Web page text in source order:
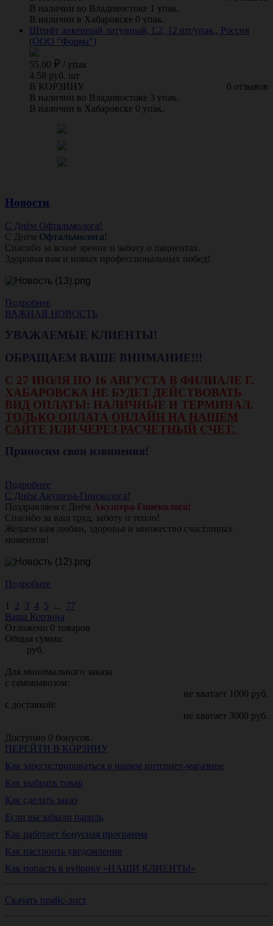
В наличии во Владивостоке 1 упак.
В наличии в Хабаровске 0 упак.
Штифт анкерный латунный, L2, 12 шт/упак., Россия
(ООО "Форма")
55.00 / упак
4.58 руб. шт
0 отзывов
В КОРЗИНУ
В наличии во Владивостоке 3 упак.
В наличии в Хабаровске 0 упак.
Новости
С Днём Офтальмолога!
С Днём Офтальмолога!
Спасибо за ясное зрение и заботу о пациентах.
Здоровья вам и новых профессиональных побед!
Подробнее
ВАЖНАЯ НОВОСТЬ
УВАЖАЕМЫЕ КЛИЕНТЫ!
ОБРАЩАЕМ ВАШЕ ВНИМАНИЕ!!!
С 27 ИЮЛЯ ПО 16 АВГУСТА В ФИЛИАЛЕ Г.
ХАБАРОВСКА НЕ БУДЕТ ДЕЙСТВОВАТЬ
ВИД ОПЛАТЫ: НАЛИЧНЫЕ И ТЕРМИНАЛ.
ТОЛЬКО ОПЛАТА ОНЛАЙН НА НАШЕМ
САЙТЕ ИЛИ ЧЕРЕЗ РАСЧЕТНЫЙ СЧЕТ.
Приносим свои извинения!
Подробнее
С Днём Акушера-Гинеколога!
Поздравляем с Днём Акушера-Гинеколога!
Спасибо за ваш труд, заботу и тепло!
Желаем вам любви, здоровья и множество счастливых
моментов!
Подробнее
1 2 3 4 5 ... 77
Ваша Корзина
Отложено 0 товаров
Общая сумма:
руб.
Для минимального заказа
с самовывозом:
не хватает 1000 руб.
с доставкой:
не хватает 3000 руб.
Доступно 0 бонусов.
ПЕРЕЙТИ В КОРЗИНУ
Как зарегистрироваться в нашем интернет-магазине
Как выбрать товар
Как сделать заказ
Если вы забыли пароль
Как работает бонусная программа
Как настроить уведомления
Как попасть в рубрику «НАШИ КЛИЕНТЫ»
Скачать прайс-лист